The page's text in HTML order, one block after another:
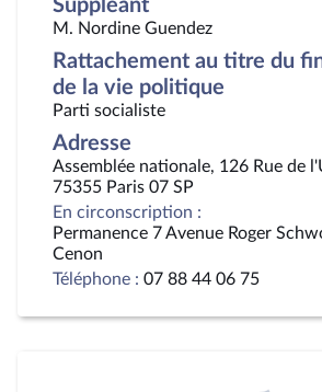
Suppléant
M. Nordine Guendez
Rattachement au titre du
de la vie politique
Parti socialiste
Adresse
Assemblée nationale, 126 Rue de
75355 Paris 07 SP
En circonscription :
Permanence 7 Avenue Roger
Cenon
Téléphone : 07 88 44 06 75